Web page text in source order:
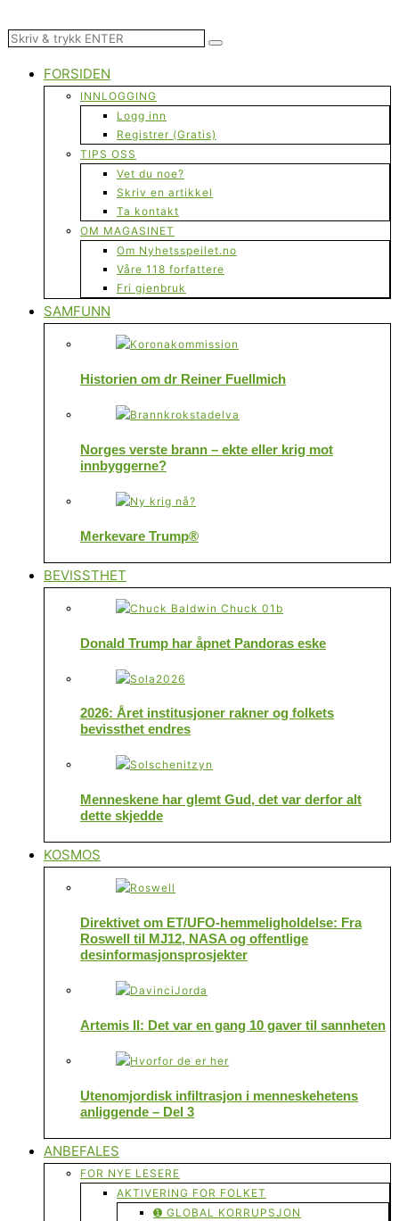
FORSIDEN
INNLOGGING
Logg inn
Registrer (Gratis)
TIPS OSS
Vet du noe?
Skriv en artikkel
Ta kontakt
OM MAGASINET
Om Nyhetsspeilet.no
Våre 118 forfattere
Fri gjenbruk
SAMFUNN
Historien om dr Reiner Fuellmich
Norges verste brann – ekte eller krig mot
innbyggerne?
Merkevare Trump®
BEVISSTHET
Donald Trump har åpnet Pandoras eske
2026: Året institusjoner rakner og folkets
bevissthet endres
Menneskene har glemt Gud, det var derfor alt
dette skjedde
KOSMOS
Direktivet om ET/UFO-hemmeligholdelse: Fra
Roswell til MJ12, NASA og offentlige
desinformasjonsprosjekter
Artemis II: Det var en gang 10 gaver til sannheten
Utenomjordisk infiltrasjon i menneskehetens
anliggende – Del 3
ANBEFALES
FOR NYE LESERE
AKTIVERING FOR FOLKET
➊ GLOBAL KORRUPSJON